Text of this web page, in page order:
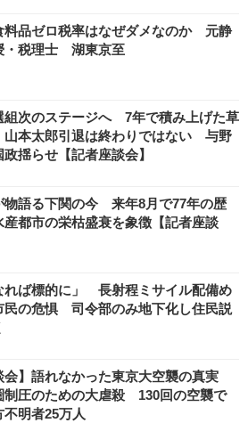
料品ゼロ税率はなぜダメなのか 元静
・税理士 湖東京至
組次のステージへ 7年で積み上げた草
本太郎引退は終わりではない 与野
揺らせ【記者座談会】
物語る下関の今 来年8月で77年の歴
都市の栄枯盛衰を象徴【記者座談
れば標的に」 長射程ミサイル配備め
民の危惧 司令部のみ地下化し住民説
会】語れなかった東京大空襲の真実
圧のための大虐殺 130回の空襲で
明者25万人